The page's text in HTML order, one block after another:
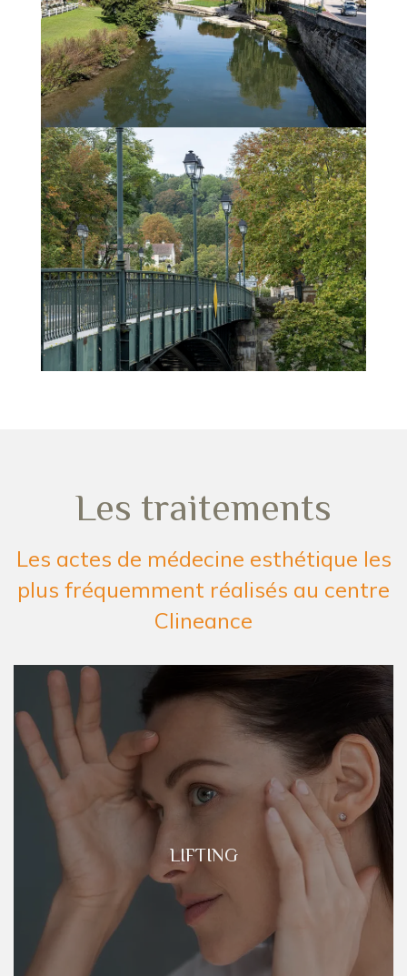
Les traitements
Les actes de médecine esthétique les
plus fréquemment réalisés au centre
Clineance
LIFTING